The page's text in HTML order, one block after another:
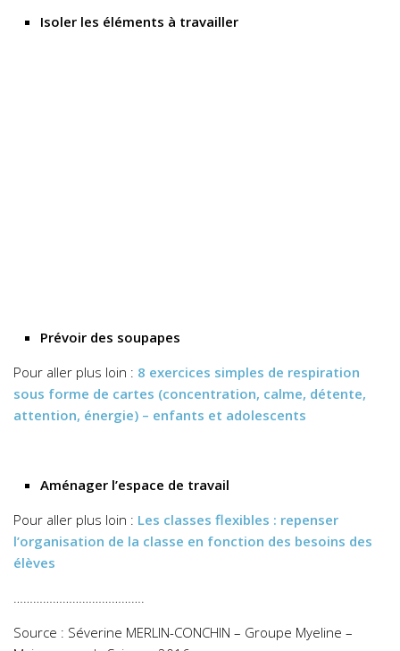
Isoler les éléments à travailler
Prévoir des soupapes
Pour aller plus loin : 8 exercices simples de respiration
sous forme de cartes (concentration, calme, détente,
attention, énergie) – enfants et adolescents
Aménager l’espace de travail
Pour aller plus loin : Les classes flexibles : repenser
l’organisation de la classe en fonction des besoins des
élèves
………………………………….
Source : Séverine MERLIN-CONCHIN – Groupe Myeline –